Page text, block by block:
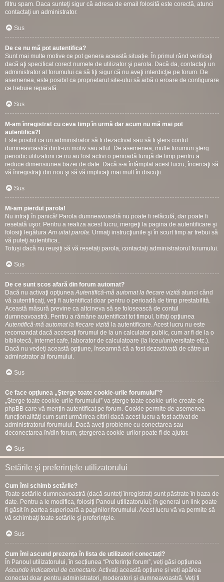
filtru spam. Daca sunteţi sigur că adresa de email folosită este corectă, atunci
contactaţi un administrator.
Sus
De ce nu mă pot autentifica?
Sunt mai multe motive ce pot genera această situație. În primul rând verificaţi
dacă aţi specificat corect numele de utilizator şi parola. Dacă da, contactaţi un
administrator al forumului ca să fiţi sigur că nu aveţi interdicţie pe forum. De
asemenea, este posibil ca proprietarul site-ului să aibă o eroare de configurare
ce trebuie reparată.
Sus
M-am înregistrat cu ceva timp în urmă dar acum nu mă mai pot
autentifica?!
Este posibil ca un administrator să fi dezactivat sau să fi şters contul
dumneavoastră dintr-un motiv sau altul. De asemenea, multe forumuri şterg
periodic utilizatorii ce nu au fost activi o perioadă lungă de timp pentru a
reduce dimensiunea bazei de date. Dacă s-a întâmplat acest lucru, încercaţi să
vă înregistraţi din nou şi să vă implicaţi mai mult în discuţii.
Sus
Mi-am pierdut parola!
Nu intraţi în panică! Parola dumneavoastră nu poate fi refăcută, dar poate fi
resetată uşor. Pentru a realiza acest lucru, mergeţi la pagina de autentificare şi
folosiţi legăturaAm uitat parola. Urmaţi instrucţiunile şi în scurt timp ar trebui să
vă puteţi autentifica..
Totuși dacă nu reușiți să vă resetați parola, contactați administratorul forumului.
Sus
De ce sunt scos afară din forum automat?
Dacă nu activaţi opţiuneaAutentifică-mă automat la fiecare vizită atunci când
vă autentificaţi, veţi fi autentificat doar pentru o perioadă de timp prestabilită.
Această măsură previne ca altcineva să se folosească de contul
dumneavoastră. Pentru a rămâne autentificat tot timpul, bifaţi opţiunea
Autentifică-mă automat la fiecare vizită la autentificare. Acest lucru nu este
recomandat dacă accesaţi forumul de la un calculator public, cum ar fi de la o
bibliotecă, internet cafe, laborator de calculatoare (la liceu/universitate etc.).
Dacă nu vedeţi această opţiune, înseamnă că a fost dezactivată de către un
adminstrator al forumului.
Sus
Ce face opţiunea „Şterge toate cookie-urile forumului”?
„Şterge toate cookie-urile forumului” va şterge toate cookie-urile create de
phpBB care vă menţin autentificat pe forum. Cookie permite de asemenea
funcţionalităţi cum sunt urmărirea citirii dacă acest lucru a fost activat de
administratorul forumului. Dacă aveţi probleme cu conectarea sau
deconectarea în/din forum, ştergerea cookie-urilor poate fi de ajutor.
Sus
Setările şi preferinţele utilizatorului
Cum îmi schimb setările?
Toate setările dumneavoastră (dacă sunteţi înregistrat) sunt păstrate în baza de
date. Pentru a le modifica, folosiţi Panoul utilizatorului; în general un link poate
fi găsit în partea superioară a paginilor forumului. Acest lucru vă va permite să
vă schimbaţi toate setările şi preferinţele.
Sus
Cum îmi ascund prezența în lista de utilizatori conectați?
În Panoul utilizatorului, în secțiunea “Preferinţe forum”, veți găsi opțiunea
Ascunde indicatorul de conectare. Activați această opțiune și veți apărea
conectat doar pentru administratori, moderatori și dumneavoastră. Veți fi